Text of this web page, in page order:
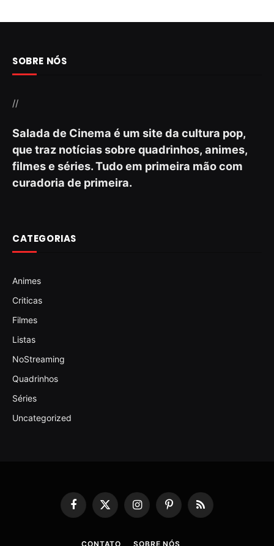
SOBRE NÓS
//
Salada de Cinema é um site da cultura pop,
que traz notícias sobre quadrinhos, animes,
filmes e séries. Tudo em primeira mão com
curadoria de primeira.
CATEGORIAS
Animes
Criticas
Filmes
Listas
NoStreaming
Quadrinhos
Séries
Uncategorized
Facebook
X
(Twitter)
InstagramPinterestRSS
CONTATO SOBRE NÓS